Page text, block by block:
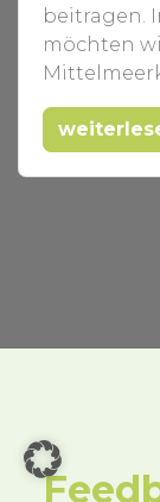
beitragen.
möchten